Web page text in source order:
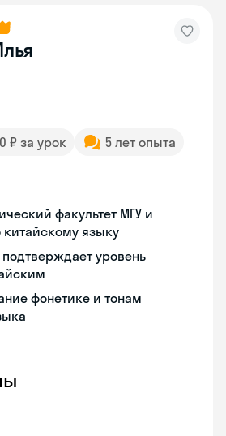
₽ за урок 5 лет опыта
факультет МГУ и
языку
подтверждает уровень
фонетике и тонам